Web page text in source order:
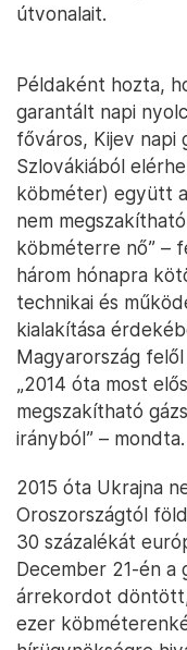
útvonalait.
Példaként hozta,
garantált napi
főváros, Kijev napi
Szlovákiából
köbméter) együtt
nem
köbméterre nő” –
három hónapra
technikai és
kialakítása
Magyarország
„2014 óta most
megszakítható
irányból” – mondta.
2015 óta Ukrajna
Oroszországtól
30 százalékát
December 21-én a
árrekordot
ezer